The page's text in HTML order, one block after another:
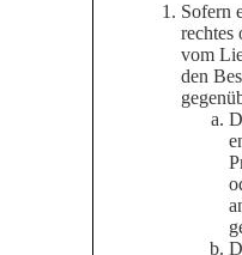
Sofern
rechtes
vom
den